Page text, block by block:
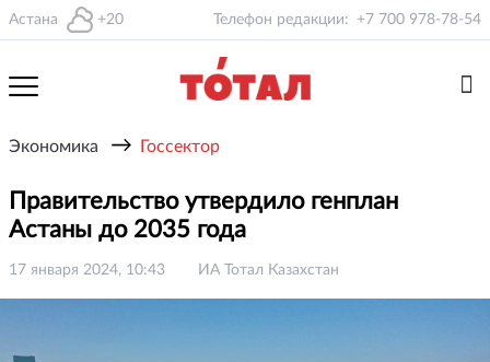
Астана +20 Телефон редакции: +7 700 978-78-54
Экономика → Госсектор
Правительство утвердило генплан
Астаны до 2035 года
17 января 2024, 10:43 ИА Тотал Казахстан